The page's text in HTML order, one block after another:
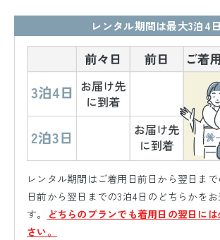
レンタル期間は最大3泊4
レンタル期間はご着用日前日から翌日まで
日前から翌日までの3泊4日のどちらかを
す。
どちらのプランでも着用日の翌日に
さい。